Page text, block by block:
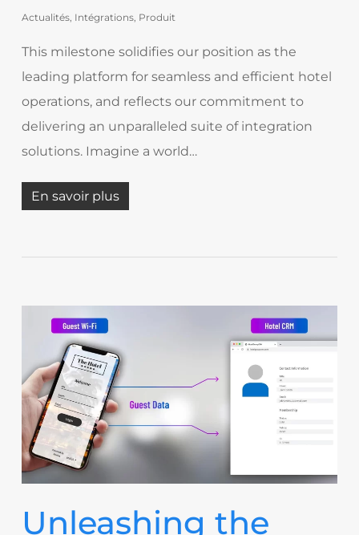
Actualités, Intégrations, Produit
This milestone solidifies our position as the
leading platform for seamless and efficient hotel
operations, and reflects our commitment to
delivering an unparalleled suite of integration
solutions. Imagine a world…
En savoir plus
Unleashing the